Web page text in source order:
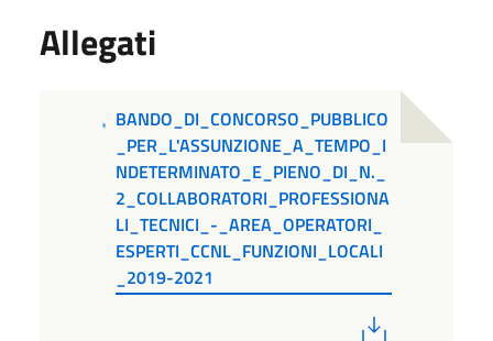
Allegati
BANDO_DI_CONCORSO_PUBBLICO
_PER_L'ASSUNZIONE_A_TEMPO_I
NDETERMINATO_E_PIENO_DI_N._
2_COLLABORATORI_PROFESSIONA
LI_TECNICI_-_AREA_OPERATORI_
ESPERTI_CCNL_FUNZIONI_LOCALI
_2019-2021